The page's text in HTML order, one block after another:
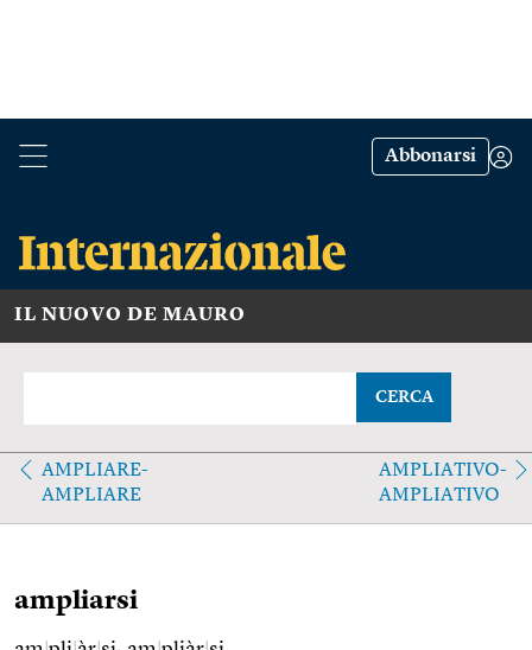
Abbonarsi
IL NUOVO DE MAURO
CERCA
AMPLIARE-
AMPLIARE
AMPLIATIVO-
AMPLIATIVO
ampliarsi